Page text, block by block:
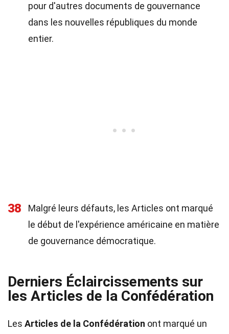
pour d'autres documents de gouvernance
dans les nouvelles républiques du monde
entier.
38
Malgré leurs défauts, les Articles ont marqué
le début de l'expérience américaine en matière
de gouvernance démocratique.
Derniers Éclaircissements sur
les Articles de la Confédération
Les Articles de la Confédération ont marqué un